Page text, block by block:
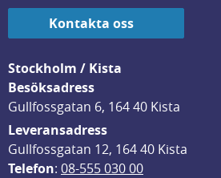
Kontakta oss
Stockholm / Kista
Besöksadress
Gullfossgatan 6, 164 40 Kista
Leveransadress
Gullfossgatan 12, 164 40 Kista
Telefon: 08-555 030 00